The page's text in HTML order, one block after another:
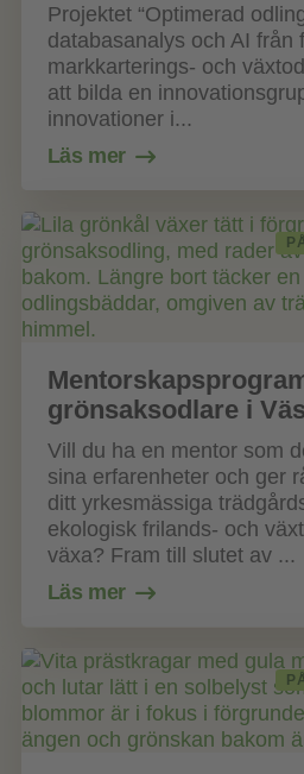
Projektet “Optimerad
databasanalys och AI från
markkarterings- och
att bilda en
innovationer i...
Läs mer
grönsaksodlare i
Vill du ha en mentor som
sina erfarenheter och ger
ditt yrkesmässiga
ekologisk frilands- och
växa? Fram till slutet av ...
Läs mer